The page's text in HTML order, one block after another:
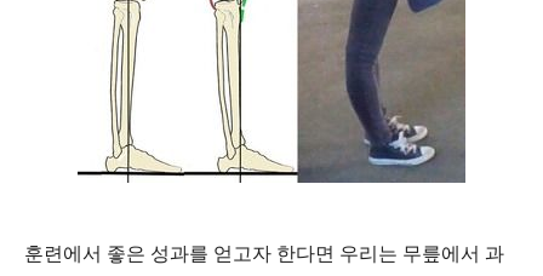
훈련에서 좋은 성과를 얻고자 한다면 우리는 무릎에서 과